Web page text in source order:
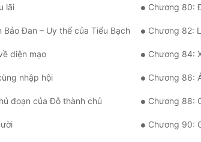
lãi Chương 80:
Bảo Đan – Uy thế của Tiểu Bạch Chương 82:
diện mạo Chương 84:
nhập hội Chương 86:
đoạn của Đỗ thành chủ Chương 88:
Chương 90: